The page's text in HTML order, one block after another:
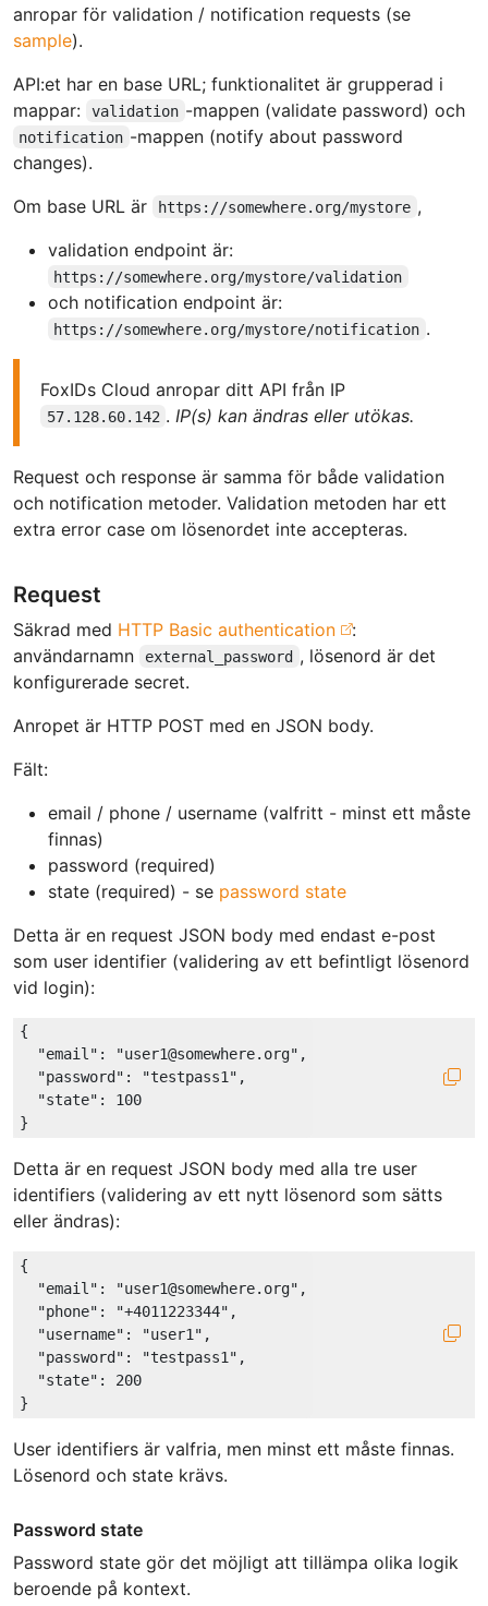
anropar för validation / notification requests (se
sample).
API:et har en base URL; funktionalitet är grupperad i
mappar:
validation -mappen (validate password) och
notification -mappen (notify about password
changes).
Om base URL är
https://somewhere.org/mystore ,
validation endpoint är:
https://somewhere.org/mystore/validation
och notification endpoint är:
https://somewhere.org/mystore/notification .
FoxIDs Cloud anropar ditt API från IP
57.128.60.142 . IP(s) kan ändras eller utökas.
Request och response är samma för både validation
och notification metoder. Validation metoden har ett
extra error case om lösenordet inte accepteras.
Request
Säkrad med HTTP Basic authentication
:
användarnamn
external_password , lösenord är det
konfigurerade secret.
Anropet är HTTP POST med en JSON body.
Fält:
email / phone / username (valfritt - minst ett måste
finnas)
password (required)
state (required) - se password state
Detta är en request JSON body med endast e-post
som user identifier (validering av ett befintligt lösenord
vid login):
{
"email" : "user1@somewhere.org" ,
"password" : "testpass1" ,
"state" : 100
Detta är en request JSON body med alla tre user
identifiers (validering av ett nytt lösenord som sätts
eller ändras):
{
"email" : "user1@somewhere.org" ,
"phone" : "+4011223344" ,
"username" : "user1" ,
"password" : "testpass1" ,
"state" : 200
User identifiers är valfria, men minst ett måste finnas.
Lösenord och state krävs.
Password state
Password state gör det möjligt att tillämpa olika logik
beroende på kontext.